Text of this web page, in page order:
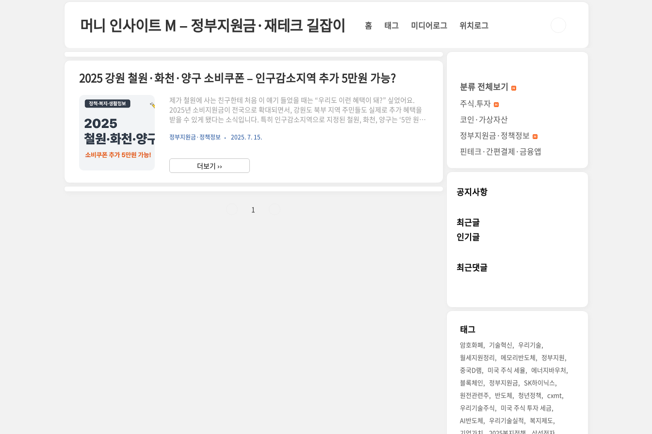
머니 인사이트 M – 정부지원금·재테크 길잡이 홈 태그 미디어로그 위치로그
2025 강원 철원·화천·양구 소비쿠폰 – 인구감소지역 추가 5만원 가능?
제가 철원에 사는 친구한테 처음 이 얘기 들었을 때는 “우리도 이런 혜택이 돼?” 싶었어요.
2025년 소비지원금이 전국으로 확대되면서, 강원도 북부 지역 주민들도 실제로 추가 혜택을
받을 수 있게 됐다는 소식입니다. 특히 인구감소지역으로 지정된 철원, 화천, 양구는 ‘5만 원
만 원 추가 지급 대상2025년 소비쿠폰은 최대 45만 원까지 가능신청은 읍면동 주민센터 또는
이크레딧 신청 & 민생지원금 정보 한눈에 보기소상공인 부담경감 프로그램과 다양한 2025 민
생지원금 혜택을 빠르게 확인해보세요. 📝 크레딧 신청 📄..
정부지원금·정책정보 2025. 7. 15.
더보기 ››
1
분류 전체보기
주식.투자
코인·가상자산
정부지원금·정책정보
핀테크·간편결제·금융앱
공지사항
최근글
인기글
최근댓글
태그
암호화폐 기술혁신
우리기술
월세지원정리
메모리반도체
정부지원
중국D램
미국 주식 세율
에너지바우처
블록체인
정부지원금
SK하이닉스
원전관련주
반도체 청년정책
cxmt
우리기술주식
미국 주식 투자 세금
AI반도체
우리기술실적
복지제도